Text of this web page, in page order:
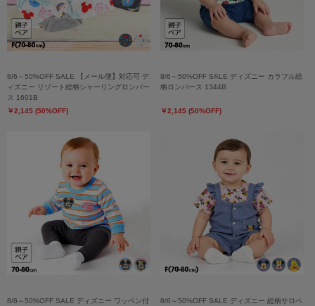
8/6～50%OFF SALE 【メール便】対応可 デ
ィズニー リゾート総柄シャーリングロンパー
ス 1601B
￥2,145 (50%OFF)
8/6～50%OFF SALE ディズニー カラフル総
柄ロンパース 1344B
￥2,145 (50%OFF)
8/6～50%OFF SALE ディズニー ワッペン付
8/6～50%OFF SALE ディズニー 総柄サロペ